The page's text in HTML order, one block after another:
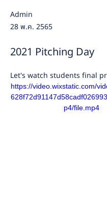
Admin
28 พ.ค. 2565
2021 Pitching Day
Let's watch students final
https://video.wixstatic.com/
p4/file.mp4